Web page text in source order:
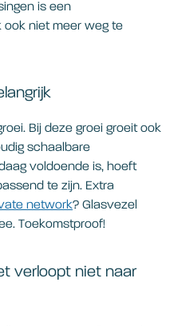
is een
ook niet meer weg te
Bij deze groei groeit ook
schaalbare
voldoende is, hoeft
te zijn. Extra
network? Glasvezel
Toekomstproof!
verloopt niet naar